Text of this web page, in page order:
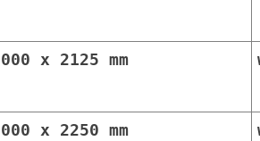
x 2125 mm
x 2250 mm